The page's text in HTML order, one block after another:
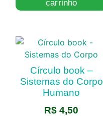
carrinho
Círculo book –
Sistemas do Corpo
Humano
R$ 4,50